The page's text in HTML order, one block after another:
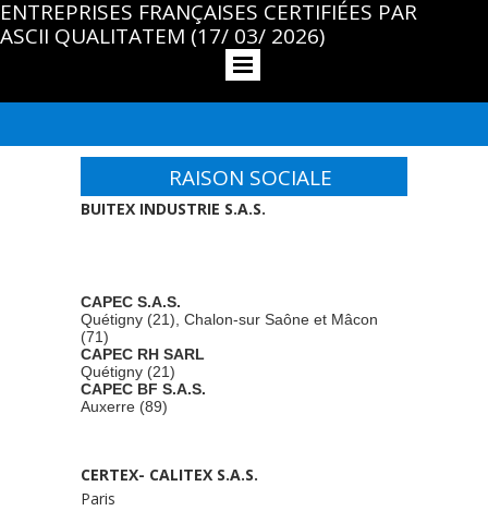
ENTREPRISES FRANÇAISES CERTIFIÉES PAR
ASCII QUALITATEM (17/ 03/ 2026)
RAISON SOCIALE
BUITEX INDUSTRIE S.A.S.
CAPEC S.A.S.
Quétigny (21), Chalon-sur Saône et Mâcon
(71)
CAPEC RH SARL
Quétigny (21)
CAPEC BF S.A.S.
Auxerre (89)
CERTEX- CALITEX S.A.S.
Paris